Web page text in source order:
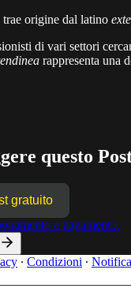
origine dal latino
di vari settori
rappresenta una
questo
gratuito
a pagamento.
∙ Condizioni ∙